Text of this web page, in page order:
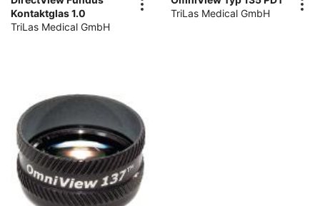
Kontaktglas 1.0
TriLas Medical GmbH
TriLas Medical GmbH